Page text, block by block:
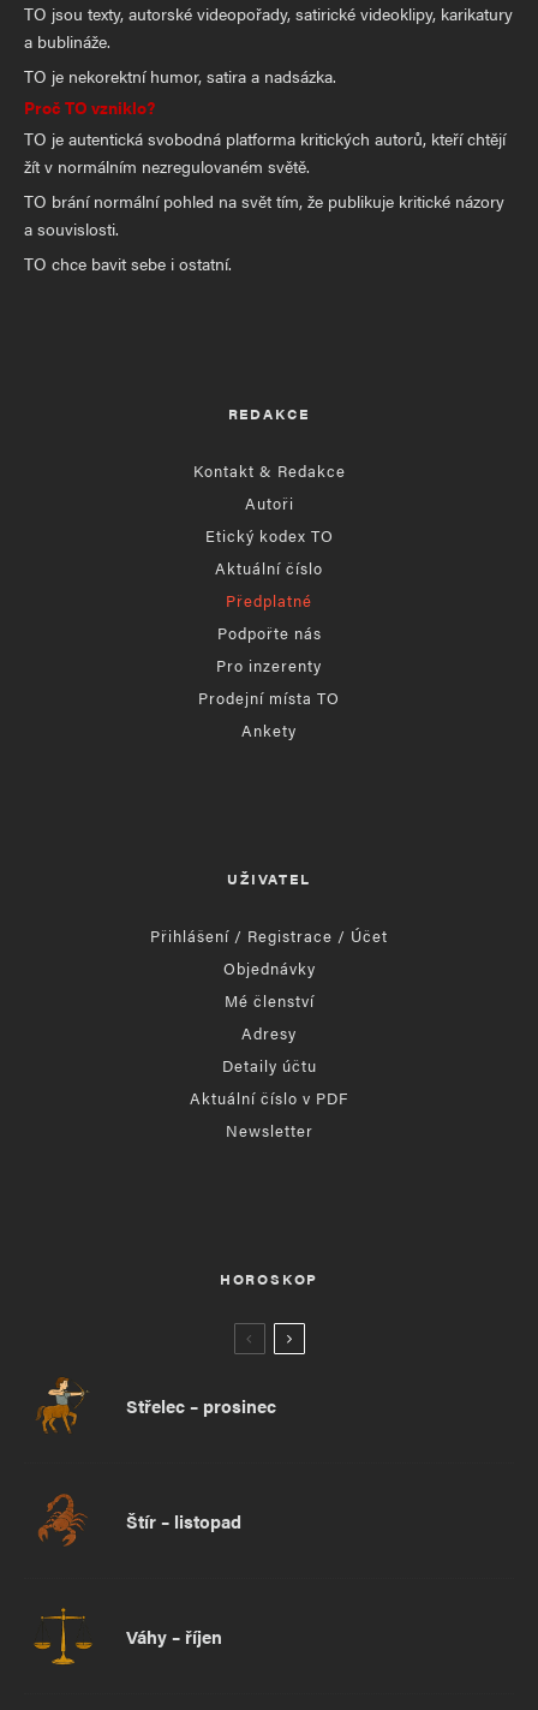
TO jsou texty, autorské videopořady, satirické videoklipy, karikatury
a bublináže.
TO je nekorektní humor, satira a nadsázka.
Proč TO vzniklo?
TO je autentická svobodná platforma kritických autorů, kteří chtějí
žít v normálním nezregulovaném světě.
TO brání normální pohled na svět tím, že publikuje kritické názory
a souvislosti.
TO chce bavit sebe i ostatní.
REDAKCE
Kontakt & Redakce
Autoři
Etický kodex TO
Aktuální číslo
Předplatné
Podpořte nás
Pro inzerenty
Prodejní místa TO
Ankety
UŽIVATEL
Přihlášení / Registrace / Účet
Objednávky
Mé členství
Adresy
Detaily účtu
Aktuální číslo v PDF
Newsletter
HOROSKOP
Střelec – prosinec
Štír – listopad
Váhy – říjen